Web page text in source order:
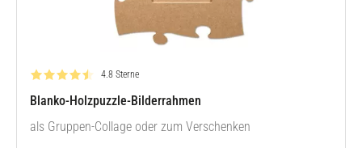
Bewertung: 4.8 von 5
4.8 Sterne
Blanko-Holzpuzzle-Bilderrahmen
als Gruppen-Collage oder zum Verschenken